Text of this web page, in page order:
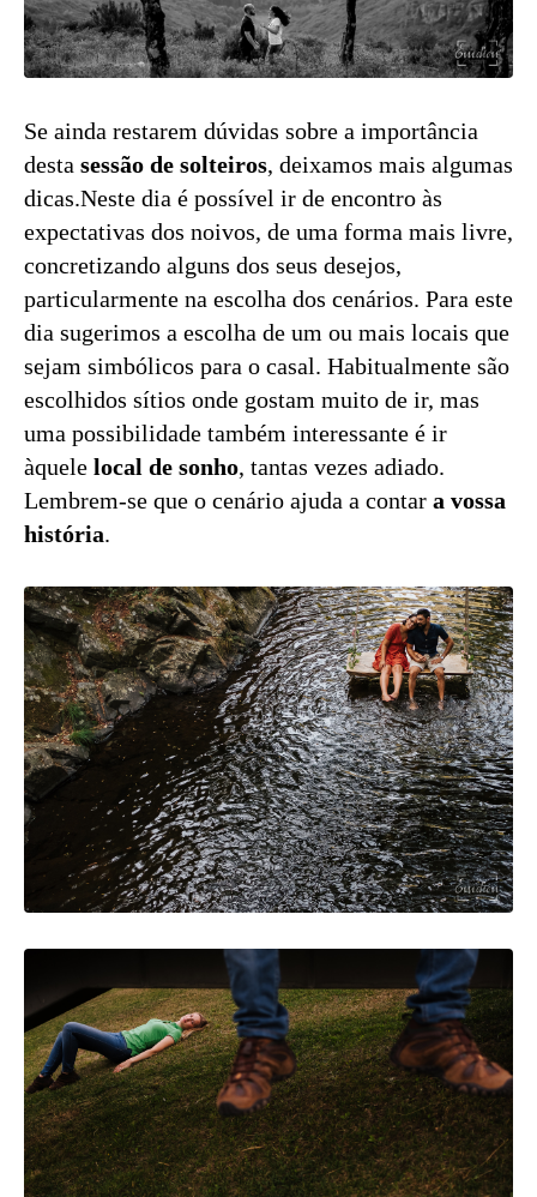
Se ainda restarem dúvidas sobre a importância
desta sessão de solteiros, deixamos mais algumas
dicas.Neste dia é possível ir de encontro às
expectativas dos noivos, de uma forma mais livre,
concretizando alguns dos seus desejos,
particularmente na escolha dos cenários. Para este
dia sugerimos a escolha de um ou mais locais que
sejam simbólicos para o casal. Habitualmente são
escolhidos sítios onde gostam muito de ir, mas
uma possibilidade também interessante é ir
àquele local de sonho, tantas vezes adiado.
Lembrem-se que o cenário ajuda a contar a vossa
história.